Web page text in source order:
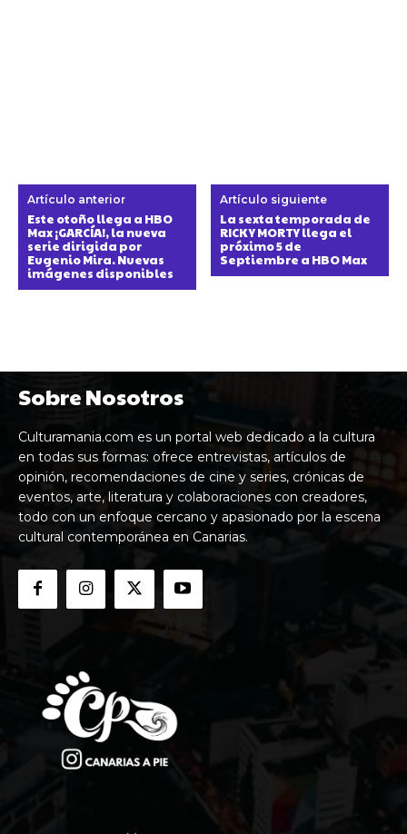
Artículo anterior
Este otoño llega a HBO
Max ¡GARCÍA!, la nueva
serie dirigida por
Eugenio Mira. Nuevas
imágenes disponibles
Artículo siguiente
La sexta temporada de
RICK Y MORTY llega el
próximo 5 de
Septiembre a HBO Max
Sobre Nosotros
Culturamania.com es un portal web dedicado a la cultura
en todas sus formas: ofrece entrevistas, artículos de
opinión, recomendaciones de cine y series, crónicas de
eventos, arte, literatura y colaboraciones con creadores,
todo con un enfoque cercano y apasionado por la escena
cultural contemporánea en Canarias.